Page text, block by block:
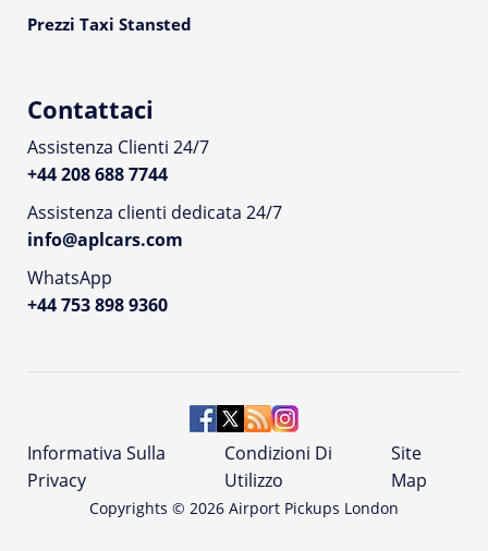
Prezzi Taxi Stansted
Contattaci
Assistenza Clienti 24/7
+44 208 688 7744
Assistenza clienti dedicata 24/7
info@aplcars.com
WhatsApp
+44 753 898 9360
Copyrights © 2026 Airport Pickups London
Informativa Sulla
Privacy
Condizioni Di
Utilizzo
Site
Map